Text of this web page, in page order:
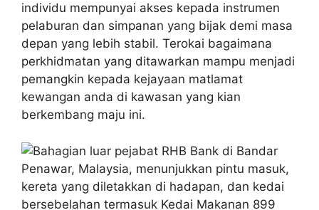
individu mempunyai akses kepada instrumen
pelaburan dan simpanan yang bijak demi masa
depan yang lebih stabil. Terokai bagaimana
perkhidmatan yang ditawarkan mampu menjadi
pemangkin kepada kejayaan matlamat
kewangan anda di kawasan yang kian
berkembang maju ini.